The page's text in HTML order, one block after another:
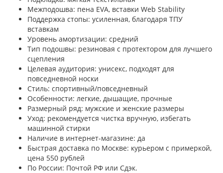
Межподошва: пена EVA, вставки Web Stability
Поддержка стопы: усиленная, благодаря ТПУ
вставкам
Уровень амортизации: средний
Тип подошвы: резиновая с протектором для лучшего
сцепления
Целевая аудитория: унисекс, подходят для
повседневной носки
Стиль: спортивный/повседневный
Особенности: легкие, дышащие, прочные
Размерный ряд: мужские и женские размеры
Уход: рекомендуется чистка вручную, избегать
машинной стирки
Наличие в интернет-магазине: да
Быстрая доставка по Москве: курьером с примеркой,
цена 550 рублей
По России: Почтой РФ или Сдэк.